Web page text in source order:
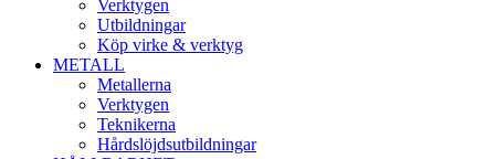
Verktygen
Utbildningar
Köp virke & verktyg
METALL
Metallerna
Verktygen
Teknikerna
Hårdslöjdsutbildningar